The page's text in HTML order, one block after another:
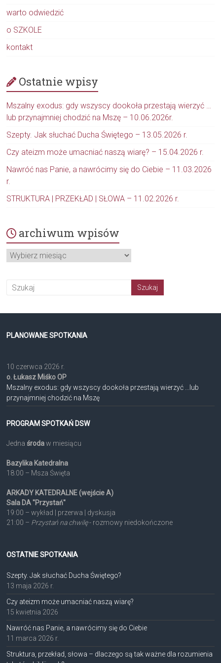
warto odwiedzić
o SZKOLE
kontakt
Ostatnie wpisy
Mszalny exodus: gdy wszyscy dookoła przestają wierzyć …
lub przynajmniej chodzić na Mszę – 10.06.2026r.
Szepty. Jak słuchać Ducha Świętego – 13.05.2026 r.
Czy ateizm może umacniać naszą wiarę? – 15.04.2026 r.
Nawróć nas Panie, a nawrócimy się do Ciebie – 11.03.2026
r.
STRUKTURA | PRZEKŁAD | SŁOWA – 11.02.2026 r.
archiwum wpisów
archiwum
wpisów
PLANOWANE SPOTKANIA
10 czerwca 2026 r.
o. Łukasz Miśko OP
Mszalny exodus: gdy wszyscy dookoła przestają wierzyć ...lub
przynajmniej chodzić na Mszę
PROGRAM SPOTKAŃ DSW
Jednaśrodaw miesiącu
Bazylika Katedralna
18:00 – Msza Święta
ARKADY KATEDRALNE (wejście A)
Sala DA "Przystań"
19:00 – wykład | przerwa | dyskusja
21:00 – Przystań na chwilę- rozmowy niedokończone
OSTATNIE SPOTKANIA
Szepty. Jak słuchać Ducha Świętego?
13 maja 2026 r.
Czy ateizm może umacniać naszą wiarę?
15 kwietnia 2026
Nawróć nas Panie, a nawrócimy się do Ciebie
11 marca 2026 r.
Struktura, przekład, słowa – dlaczego są tak ważne dla rozumienia